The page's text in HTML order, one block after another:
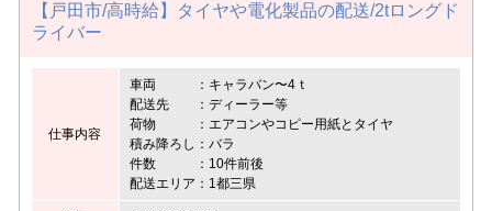
【戸田市/高時給】タイヤや電化製品の配送/2tロングド
ライバー
仕事内容
車両 ：キャラバン〜4ｔ
配送先 ：ディーラー等
荷物 ：エアコンやコピー用紙とタイヤ
積み降ろし：バラ
件数 ：10件前後
配送エリア：1都三県